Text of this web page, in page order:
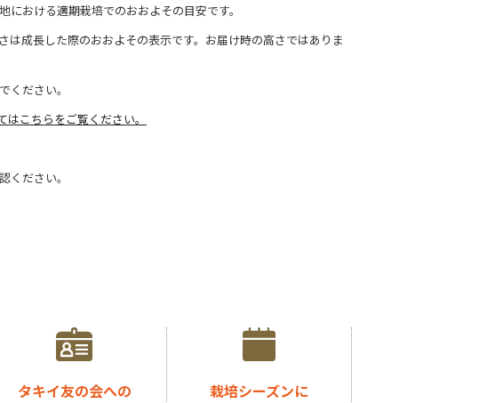
おける適期栽培でのおおよその目安です。
成長した際のおおよその表示です。お届け時の高さではありま
ださい。
こちらをご覧ください。
ください。
タキイ友の会への
栽培シーズンに